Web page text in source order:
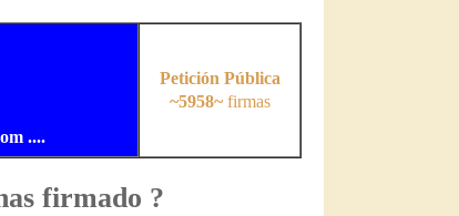
....
Petición Pública
~5958~firmas
firmado ?